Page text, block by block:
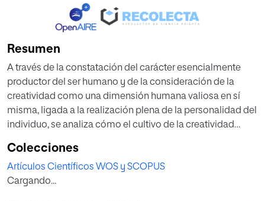
Resumen
A través de la constatación del carácter esencialmente
productor del ser humano y de la consideración de la
creatividad como una dimensión humana valiosa en sí
misma, ligada a la realización plena de la personalidad del
individuo, se analiza cómo el cultivo de la creatividad
tienen orígenes culturales diversos. Se examina el
fenómeno creativo como acontecimiento que saca al
sujeto —en ocasiones de manera dramática— del mundo
Colecciones
Artículos Científicos WOS y SCOPUS
Cargando...